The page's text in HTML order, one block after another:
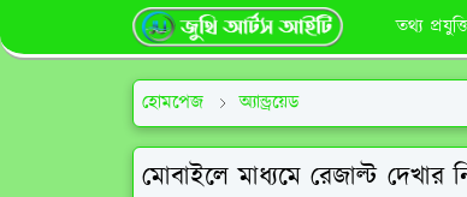
তথ্য
হোমপেজ অ্যান্ড্রয়েড
মোবাইলে মাধ্যমে রেজাল্ট দেখার